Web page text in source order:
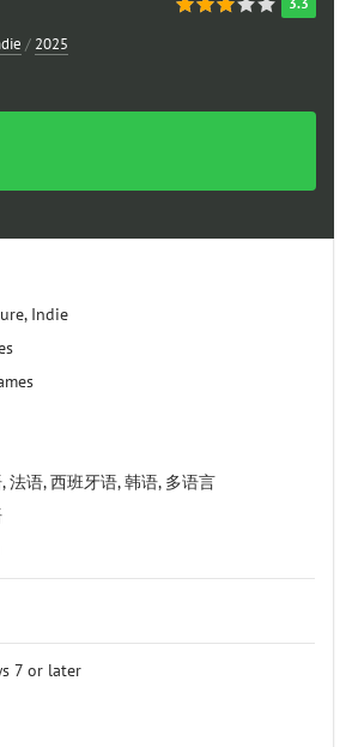
3.3
/ 2025
Indie
法语, 西班牙语, 韩语, 多语言
7 or later